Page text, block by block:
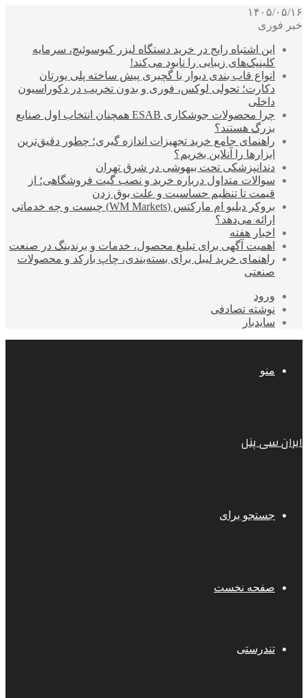
۱۴۰۵/۰۵/۱۶
خبر فوری
این اشتباه رایج در خرید دستگاه لیزر کیوسوئیچ، سرمایه
کلینیک‌های زیبایی را نابود می‌کند!
انواع قاب بندی دیوار با گچبری پیش ساخته پلی یورتان
دکارت؛ تحولی لوکس، فوری و بدون تخریب در دکوراسیون
داخلی
چرا محصولات جوشکاری ESAB همچنان انتخاب اول صنایع
بزرگ هستند؟
راهنمای جامع خرید تجهیزات اندازه گیری؛ چطور دقیق‌ترین
ابزارها را آنلاین بخریم؟
دندانپزشکی تحت بیهوشی در شرق تهران
سوالات متداول درباره خرید و نصب گیت فروشگاهی؛ از
قیمت تا تنظیم حساسیت و علت بوق زدن
بروکر دبلیو ام مارکتس (WM Markets) چیست و چه خدماتی
ارائه می‌دهد؟
اخبار هفته
اهمیت آگهی برای تبلیغ محصول، خدمات و برندینگ در صنعت
راهنمای خرید لیبل برای بسته‌بندی، چاپ بارکد و محصولات
صنعتی
ورود
نوشته تصادفی
سایدبار
منو
ایران سی پنل
جستجو برای
صفحه نخست
تندرستی